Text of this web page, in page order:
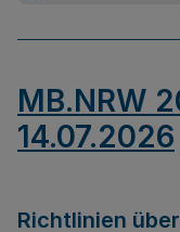
MB.NRW
14.07.2026
Richtlinien